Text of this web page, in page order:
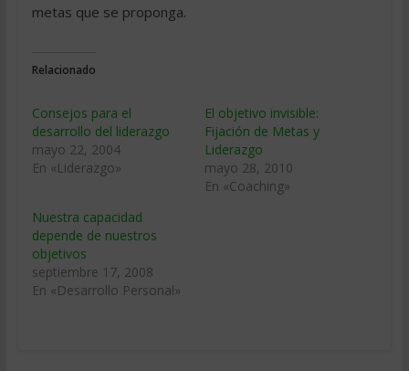
metas que se proponga.
Relacionado
Consejos para el
desarrollo del liderazgo
mayo 22, 2004
En «Liderazgo»
El objetivo invisible:
Fijación de Metas y
Liderazgo
mayo 28, 2010
En «Coaching»
Nuestra capacidad
depende de nuestros
objetivos
septiembre 17, 2008
En «Desarrollo Personal»